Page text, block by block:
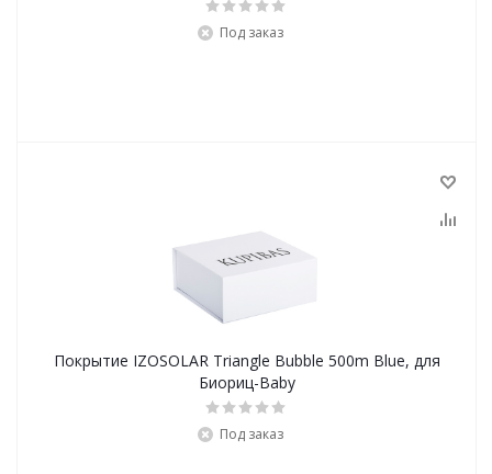
Под заказ
Покрытие IZOSOLAR Triangle Bubble 500m Blue, для
Биориц-Baby
Под заказ